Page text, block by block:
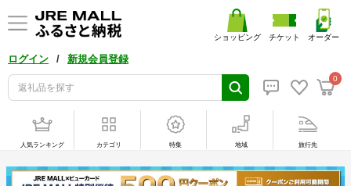
ログイン / 新規会員登録
0
ショッピング チケット オーダー
人気ランキング カテゴリ 特集 地域 旅行先